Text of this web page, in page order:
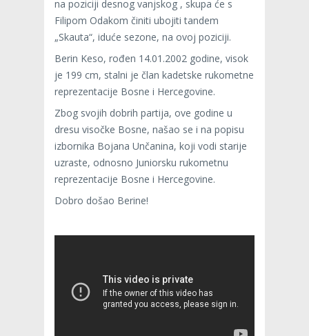
na poziciji desnog vanjskog , skupa će s
Filipom Odakom činiti ubojiti tandem
„Skauta“, iduće sezone, na ovoj poziciji.
Berin Keso, rođen 14.01.2002 godine, visok
je 199 cm, stalni je član kadetske rukometne
reprezentacije Bosne i Hercegovine.
Zbog svojih dobrih partija, ove godine u
dresu visočke Bosne, našao se i na popisu
izbornika Bojana Unčanina, koji vodi starije
uzraste, odnosno Juniorsku rukometnu
reprezentacije Bosne i Hercegovine.
Dobro došao Berine!